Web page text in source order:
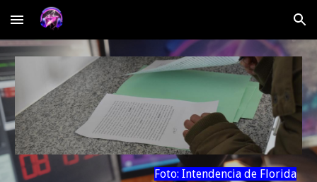
Skip to main content Skip to navigation
Foto: Intendencia de Florida